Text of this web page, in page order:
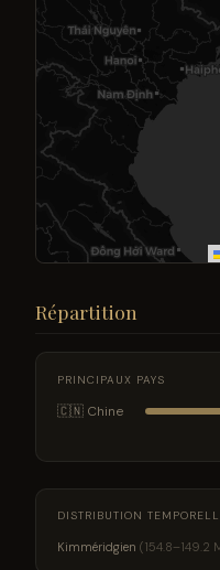
Répartition
PRINCIPAUX PAYS
🇨🇳 Chine
DISTRIBUTION
Kimméridgien (154.8–149.2